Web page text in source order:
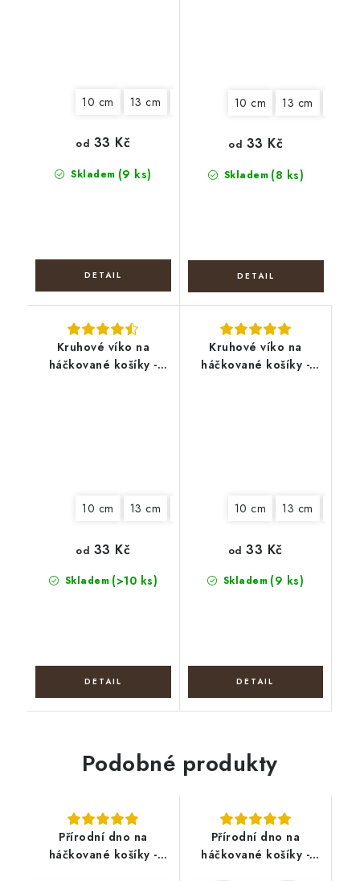
10 cm 13 cm 18 cm 22 cm
Skladem (9 ks)
od 33 Kč
10 cm 13 cm
Skladem (8 ks)
od 33 Kč
Kruhové víko na
háčkované košíky -
10 cm 13 cm 18 cm 22 cm
Skladem (>10 ks)
od 33 Kč
Kruhové víko na
háčkované košíky -
10 cm 13 cm
Skladem (9 ks)
od 33 Kč
Podobné produkty
Přírodní dno na
háčkované košíky -
Přírodní dno na
háčkované košíky -